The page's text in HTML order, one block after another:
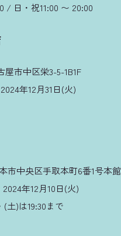
/ 日・祝11:00 〜 20:00
市中区栄3-5-1B1F
年12月31日(火)
市中央区手取本町6番1号本
年12月10日(火)
土)は19:30まで